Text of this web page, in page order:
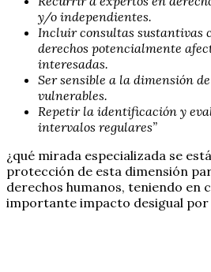
y/o independientes.
Incluir consultas sustantivas
derechos potencialmente
interesadas.
Ser sensible a la dimensión
vulnerables.
Repetir la identificación y
intervalos regulares”
¿qué mirada especializada se
protección de esta dimensión
derechos humanos, teniendo en
importante impacto desigual por